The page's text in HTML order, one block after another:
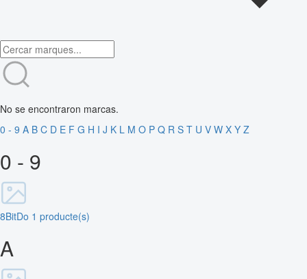
No se encontraron marcas.
0 - 9 A B C D E F G H I J K L M O P Q R S T U V W X Y Z
0 - 9
8BitDo 1 producte(s)
A